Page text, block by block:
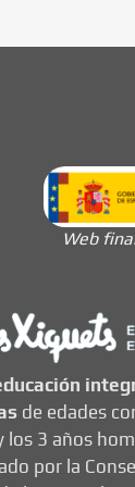
Web
de edades
los 3 años
por la